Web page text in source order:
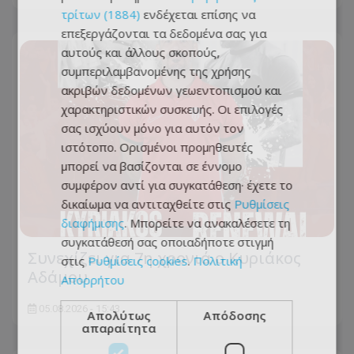
Συνεχίζει για 7η χρονιά ο Κυριάκος
Αδάμου
05.08.2026 - 15:43
τρίτων (1884) ενδέχεται επίσης να
επεξεργάζονται τα δεδομένα σας για
αυτούς και άλλους σκοπούς,
συμπεριλαμβανομένης της χρήσης
ακριβών δεδομένων γεωεντοπισμού και
χαρακτηριστικών συσκευής. Οι επιλογές
σας ισχύουν μόνο για αυτόν τον
ιστότοπο. Ορισμένοι προμηθευτές
μπορεί να βασίζονται σε έννομο
συμφέρον αντί για συγκατάθεση· έχετε το
δικαίωμα να αντιταχθείτε στις Ρυθμίσεις
διαφήμισης. Μπορείτε να ανακαλέσετε τη
συγκατάθεσή σας οποιαδήποτε στιγμή
στις Ρυθμίσεις cookies. Πολιτική
Απορρήτου
Απολύτως
απαραίτητα
Απόδοσης